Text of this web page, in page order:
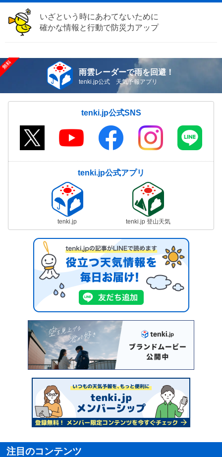
いざという時にあわてないために
確かな情報と行動で防災力アップ
雨雲レーダーで雨を回避！
tenki.jp公式 天気予報アプリ
tenki.jp公式SNS
tenki.jp公式アプリ
tenki.jp tenki.jp 登山天気
注目のコンテンツ